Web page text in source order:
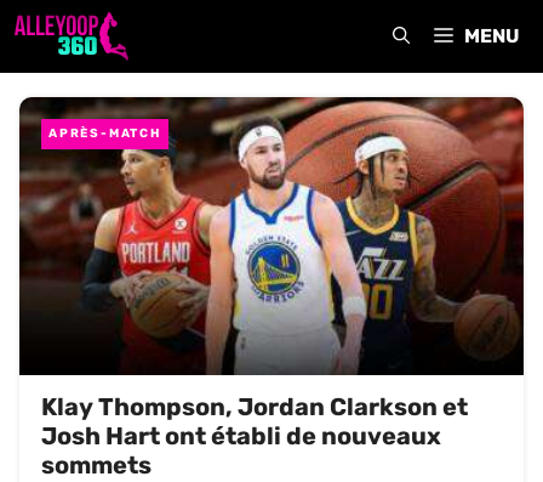
Aller
MENU
APRÈS-MATCH
Klay Thompson, Jordan Clarkson et
Josh Hart ont établi de nouveaux
sommets